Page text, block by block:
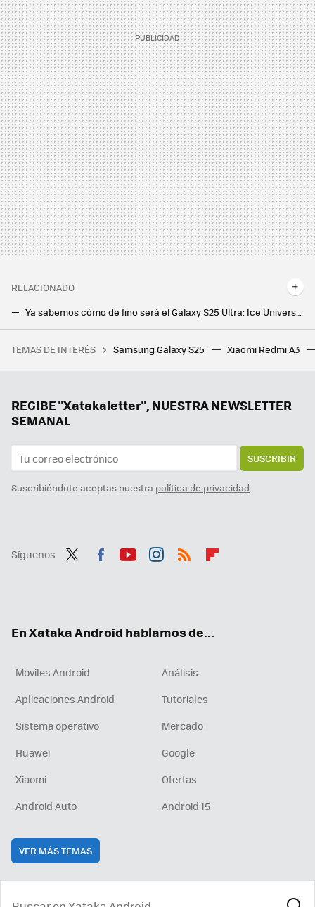
RELACIONADO
Ya sabemos cómo de fino será el Galaxy S25 Ultra: Ice Universe ha filtrado las dimensiones del próximo flagship de Samsung
Estamos cada vez más cerca de tener un ‘Bizum europeo’. La clave está en la interconexión entre plataformas
TEMAS DE INTERÉS Samsung Galaxy S25 Xiaomi Redmi A3
RECIBE "Xatakaletter", NUESTRA NEWSLETTER
SEMANAL
SUSCRIBIR
Suscribiéndote aceptas nuestra política de privacidad
Síguenos
En Xataka Android hablamos de...
Móviles Android
Análisis
Aplicaciones Android
Tutoriales
Sistema operativo
Mercado
Huawei
Google
Xiaomi
Ofertas
Android Auto
Android 15
VER MÁS TEMAS